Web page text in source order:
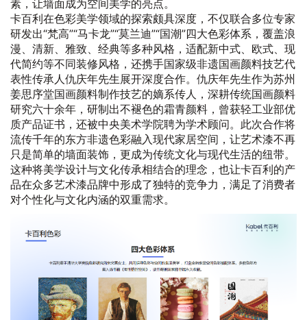
素，让墙面成为空间美学的亮点。
卡百利在色彩美学领域的探索颇具深度，不仅联合多位专家
研发出“梵高”“马卡龙”“莫兰迪”“国潮”四大色彩体系，覆盖浪
漫、清新、雅致、经典等多种风格，适配新中式、欧式、现
代简约等不同装修风格，还携手国家级非遗国画颜料技艺代
表性传承人仇庆年先生展开深度合作。仇庆年先生作为苏州
姜思序堂国画颜料制作技艺的嫡系传人，深耕传统国画颜料
研究六十余年，研制出不褪色的霜青颜料，曾获轻工业部优
质产品证书，还被中央美术学院聘为学术顾问。此次合作将
流传千年的东方非遗色彩融入现代家居空间，让艺术漆不再
只是简单的墙面装饰，更成为传统文化与现代生活的纽带。
这种将美学设计与文化传承相结合的理念，也让卡百利的产
品在众多艺术漆品牌中形成了独特的竞争力，满足了消费者
对个性化与文化内涵的双重需求。